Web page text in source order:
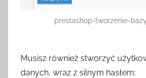
prestashop-tworzenie-
Musisz również stworzyć
danych, wraz z silnym hasłem: